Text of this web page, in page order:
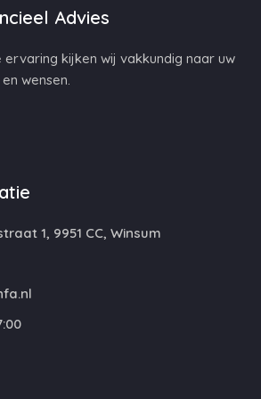
Advies
kijken wij vakkundig naar uw
wensen.
1, 9951 CC, Winsum